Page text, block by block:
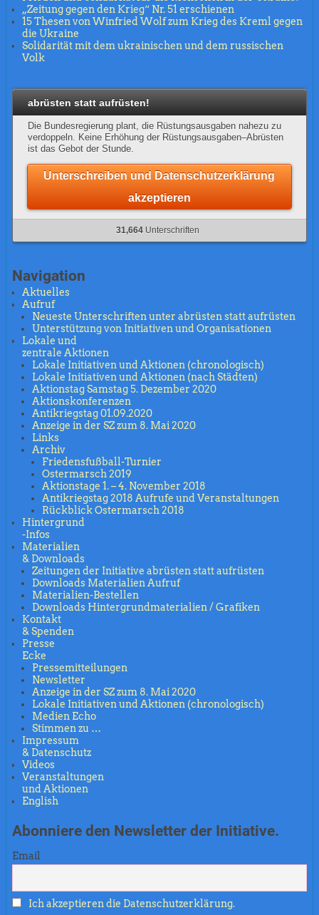
„Zeitung gegen den Krieg“ Nr. 51 erschienen
15 Thesen von Winfried Wolf zum Krieg des Kreml gegen
die Ukraine
Solidarität mit dem ukrainischen und dem russischen
Volk
abrüsten statt aufrüsten!
Die Bundesregierung plant, die Rüstungsausgaben nahezu zu
verdoppeln. Keine Erhöhung der Rüstungsausgaben–Abrüsten
ist das Gebot der Stunde.
Unterschreiben und Datenschutzerklärung
akzeptieren
31,664 Unterschriften
Navigation
Aktuelles
Aufruf
Neueste Unterschriften unter abrüsten statt aufrüsten
Unterstützung von Initiativen und Organisationen
Lokale und
zentrale Aktionen
Lokale Initiativen und Aktionen (chronologisch)
Lokale Initiativen und Aktionen (nach Städten)
Aktionstag Samstag 5. Dezember 2020
Aktionskonferenzen
Antikriegstag 01.09.2020
Anzeige in der SZ zum 8. Mai 2020
Links
Archiv
Friedensfußball-Turnier
Ostermarsch 2019
Aktionstage 1. – 4. November 2018
Antikriegstag 2018 Aufrufe und Veranstaltungen
Rückblick Ostermarsch 2018
Hintergrund
-Infos
Materialien
& Downloads
Zeitungen der Initiative abrüsten statt aufrüsten
Downloads Materialien Aufruf
Materialien-Bestellen
Downloads Hintergrundmaterialien / Grafiken
Kontakt
& Spenden
Presse
Ecke
Pressemitteilungen
Newsletter
Anzeige in der SZ zum 8. Mai 2020
Lokale Initiativen und Aktionen (chronologisch)
Medien Echo
Stimmen zu …
Impressum
& Datenschutz
Videos
Veranstaltungen
und Aktionen
English
Abonniere den Newsletter der Initiative.
Email
Ich akzeptieren die Datenschutzerklärung.